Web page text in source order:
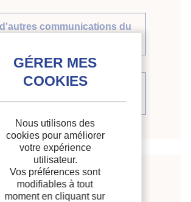
communications du
Voir le compte rendu de la
conférence
Nous utilisons des
cookies pour améliorer
votre expérience
utilisateur.
Vos préférences sont
modifiables à tout
moment en cliquant sur